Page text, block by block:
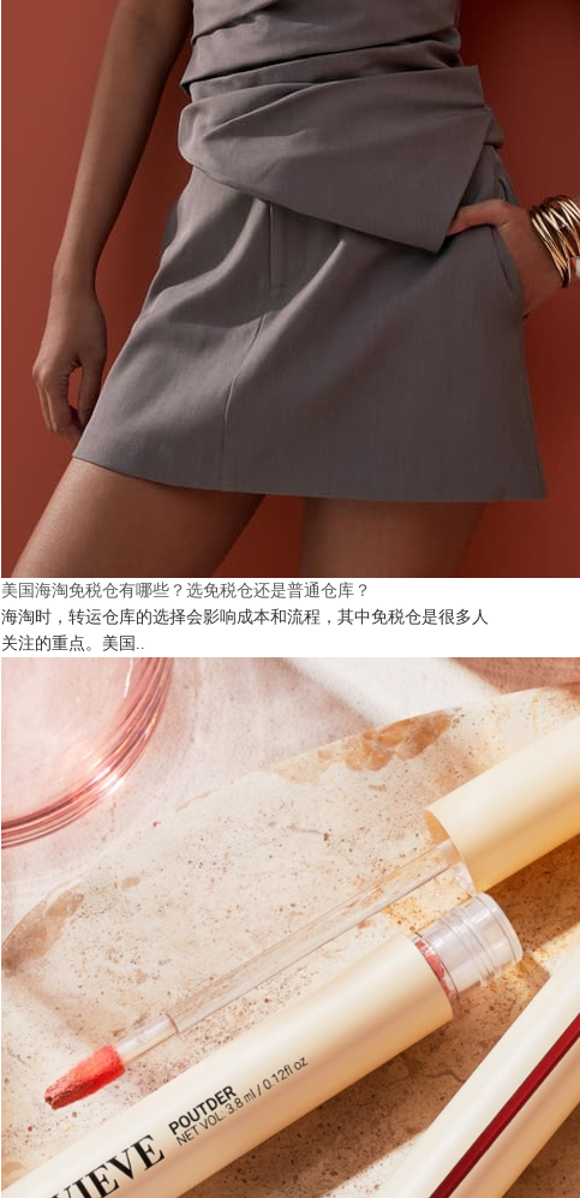
美国海淘免税仓有哪些？选免税仓还是普通仓库？
海淘时，转运仓库的选择会影响成本和流程，其中免税仓是很多人
关注的重点。美国..